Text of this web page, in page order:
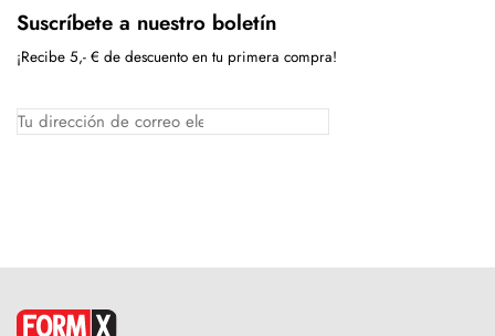
Suscríbete a nuestro boletín
¡Recibe 5,- € de descuento en tu primera compra!